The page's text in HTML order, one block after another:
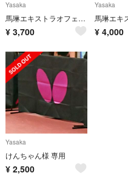
Yasaka
馬琳エキストラオフェンシブ 中国式 CHN
¥ 3,700
Yasaka
¥ 4,000
Yasaka
けんちゃん様 専用
¥ 2,500